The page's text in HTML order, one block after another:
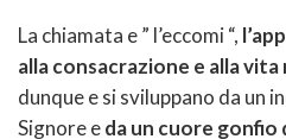
La chiamata e ” l’eccomi “,
alla consacrazione e alla
dunque e si sviluppano da un
Signore eda un cuore gonfio